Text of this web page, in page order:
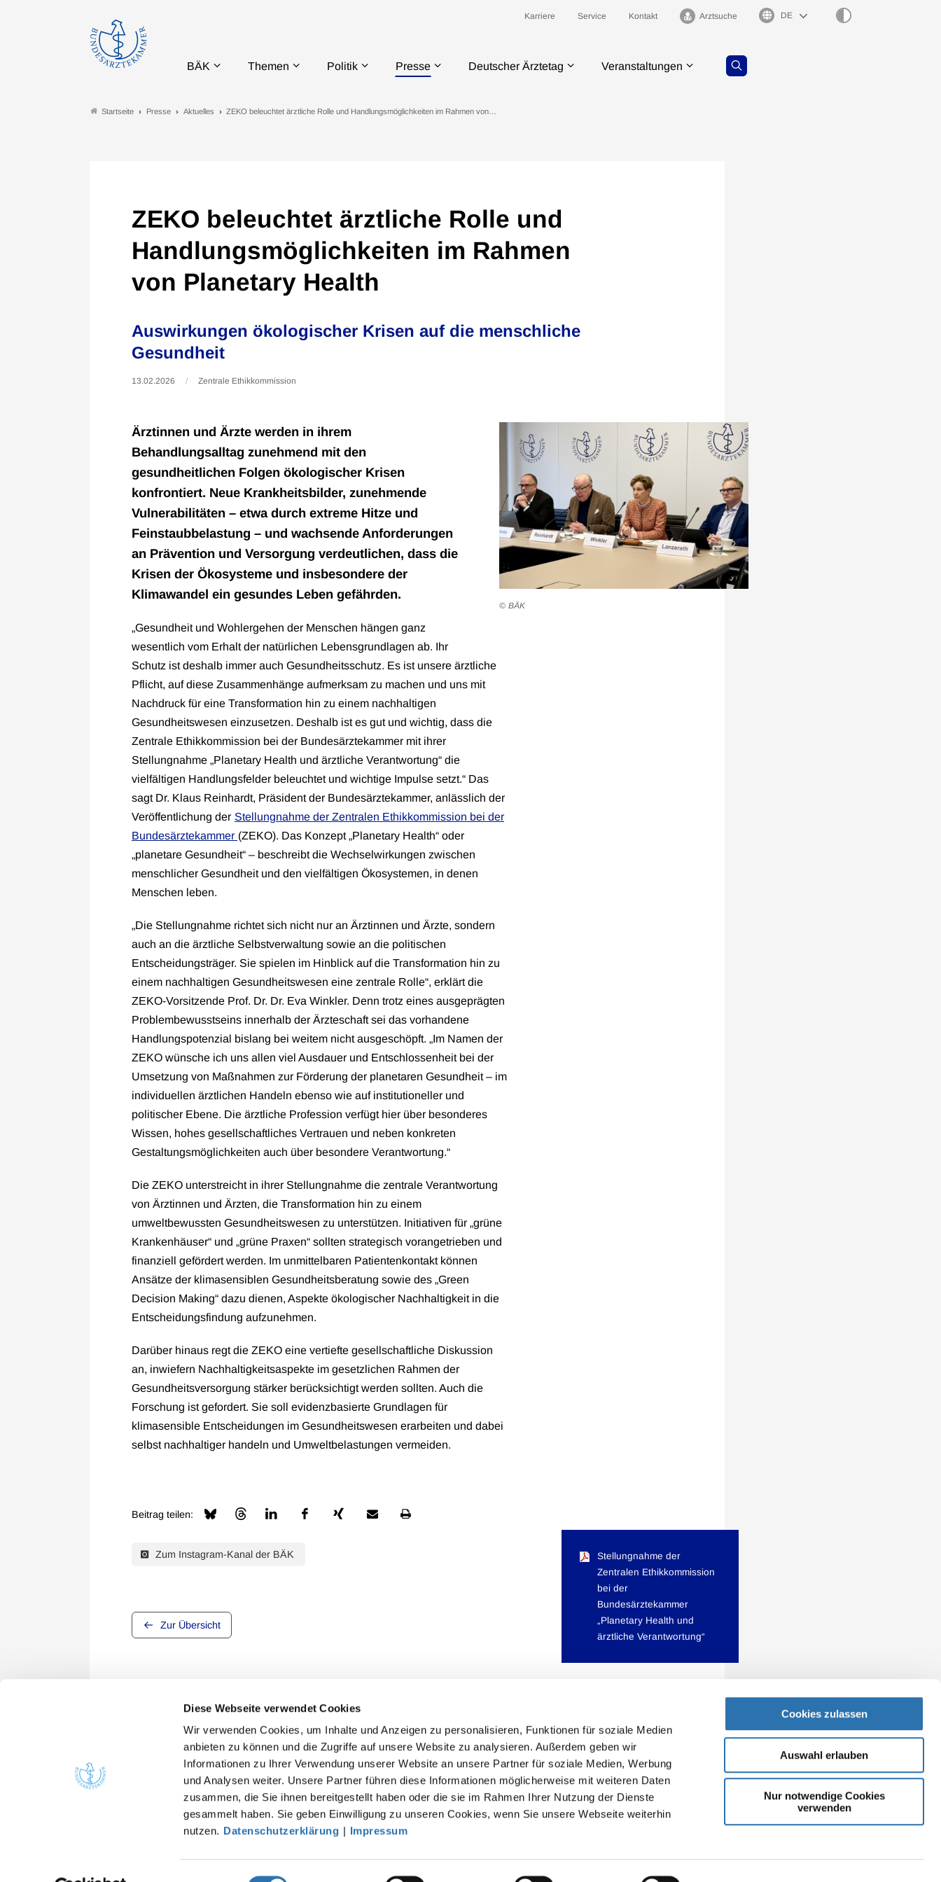
Diese Webseite verwendet Cookies
Wir verwenden Cookies, um Inhalte und Anzeigen zu personalisieren, Funktionen für soziale Medien
anbieten zu können und die Zugriffe auf unsere Website zu analysieren. Außerdem geben wir
Informationen zu Ihrer Verwendung unserer Website an unsere Partner für soziale Medien, Werbung
und Analysen weiter. Unsere Partner führen diese Informationen möglicherweise mit weiteren Daten
zusammen, die Sie ihnen bereitgestellt haben oder die sie im Rahmen Ihrer Nutzung der Dienste
gesammelt haben. Sie geben Einwilligung zu unseren Cookies, wenn Sie unsere Webseite weiterhin
nutzen. Datenschutzerklärung | Impressum
Einwilligungsauswahl
Cookies zulassen
Auswahl erlauben
Nur notwendige Cookies
verwenden
Karriere Service Kontakt Arztsuche Sprachauswahl
BÄK Themen Politik Presse Deutscher Ärztetag Veranstaltungen
Startseite Presse Aktuelles ZEKO beleuchtet ärztliche Rolle und Handlungsmöglichkeiten im Rahmen von…
ZEKO beleuchtet ärztliche Rolle und
Handlungsmöglichkeiten im Rahmen
von Planetary Health
Auswirkungen ökologischer Krisen auf die menschliche
Gesundheit
13.02.2026 Zentrale Ethikkommission
BÄK
Ärztinnen und Ärzte werden in ihrem
Behandlungsalltag zunehmend mit den
gesundheitlichen Folgen ökologischer Krisen
konfrontiert. Neue Krankheitsbilder, zunehmende
Vulnerabilitäten – etwa durch extreme Hitze und
Feinstaubbelastung – und wachsende Anforderungen
an Prävention und Versorgung verdeutlichen, dass die
Krisen der Ökosysteme und insbesondere der
Klimawandel ein gesundes Leben gefährden.
„Gesundheit und Wohlergehen der Menschen hängen ganz
wesentlich vom Erhalt der natürlichen Lebensgrundlagen ab. Ihr
Schutz ist deshalb immer auch Gesundheitsschutz. Es ist unsere ärztliche
Pflicht, auf diese Zusammenhänge aufmerksam zu machen und uns mit
Nachdruck für eine Transformation hin zu einem nachhaltigen
Gesundheitswesen einzusetzen. Deshalb ist es gut und wichtig, dass die
Zentrale Ethikkommission bei der Bundesärztekammer mit ihrer
Stellungnahme „Planetary Health und ärztliche Verantwortung“ die
vielfältigen Handlungsfelder beleuchtet und wichtige Impulse setzt.“ Das
sagt Dr. Klaus Reinhardt, Präsident der Bundesärztekammer, anlässlich der
Veröffentlichung der Stellungnahme der Zentralen Ethikkommission bei der
Bundesärztekammer (ZEKO). Das Konzept „Planetary Health“ oder
„planetare Gesundheit“ – beschreibt die Wechselwirkungen zwischen
menschlicher Gesundheit und den vielfältigen Ökosystemen, in denen
Menschen leben.
„Die Stellungnahme richtet sich nicht nur an Ärztinnen und Ärzte, sondern
auch an die ärztliche Selbstverwaltung sowie an die politischen
Entscheidungsträger. Sie spielen im Hinblick auf die Transformation hin zu
einem nachhaltigen Gesundheitswesen eine zentrale Rolle“, erklärt die
ZEKO-Vorsitzende Prof. Dr. Dr. Eva Winkler. Denn trotz eines ausgeprägten
Problembewusstseins innerhalb der Ärzteschaft sei das vorhandene
Handlungspotenzial bislang bei weitem nicht ausgeschöpft. „Im Namen der
ZEKO wünsche ich uns allen viel Ausdauer und Entschlossenheit bei der
Umsetzung von Maßnahmen zur Förderung der planetaren Gesundheit – im
individuellen ärztlichen Handeln ebenso wie auf institutioneller und
politischer Ebene. Die ärztliche Profession verfügt hier über besonderes
Wissen, hohes gesellschaftliches Vertrauen und neben konkreten
Gestaltungsmöglichkeiten auch über besondere Verantwortung.“
Die ZEKO unterstreicht in ihrer Stellungnahme die zentrale Verantwortung
von Ärztinnen und Ärzten, die Transformation hin zu einem
umweltbewussten Gesundheitswesen zu unterstützen. Initiativen für „grüne
Krankenhäuser“ und „grüne Praxen“ sollten strategisch vorangetrieben und
finanziell gefördert werden. Im unmittelbaren Patientenkontakt können
Ansätze der klimasensiblen Gesundheitsberatung sowie des „Green
Decision Making“ dazu dienen, Aspekte ökologischer Nachhaltigkeit in die
Entscheidungsfindung aufzunehmen.
Darüber hinaus regt die ZEKO eine vertiefte gesellschaftliche Diskussion
an, inwiefern Nachhaltigkeitsaspekte im gesetzlichen Rahmen der
Gesundheitsversorgung stärker berücksichtigt werden sollten. Auch die
Forschung ist gefordert. Sie soll evidenzbasierte Grundlagen für
klimasensible Entscheidungen im Gesundheitswesen erarbeiten und dabei
selbst nachhaltiger handeln und Umweltbelastungen vermeiden.
Beitrag teilen:
Zum Instagram-Kanal der BÄK
Zur Übersicht
Stellungnahme der
Zentralen Ethikkommission
bei der
Bundesärztekammer
„Planetary Health und
ärztliche Verantwortung“
Quicklinks
Gesundheitsfachberufe
Kontakt
Bundesärztekammer
Arbeitsgemeinschaft der deutschen Ärztekammern
Herbert-Lewin-Platz 1, 10623 Berlin